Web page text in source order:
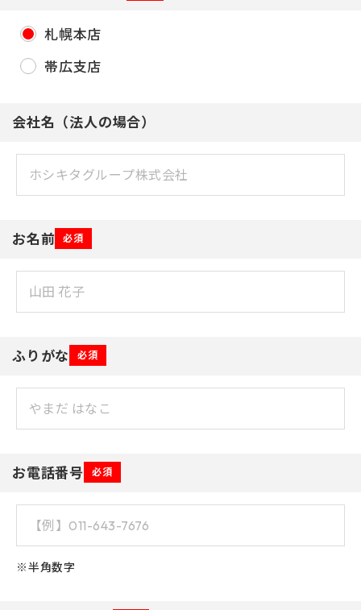
札幌本店
帯広支店
会社名（法人の場合）
お名前 必須
ふりがな 必須
お電話番号 必須
※半角数字